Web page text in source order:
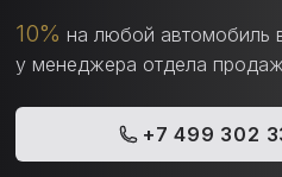
10% на любой автомобиль
у менеджера отдела продаж
+7 499 302